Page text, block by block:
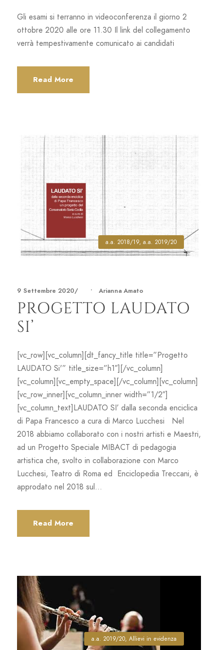
Gli esami si terranno in videoconferenza il giorno 2
ottobre 2020 alle ore 11.30 Il link del collegamento
verrà tempestivamente comunicato ai candidati
Read More
a.a. 2018/19, a.a. 2019/20
9 Settembre 2020 • Arianna Amato
PROGETTO LAUDATO
SI’
[vc_row][vc_column][dt_fancy_title title=”Progetto
LAUDATO Si'” title_size=”h1″][/vc_column]
[vc_column][vc_empty_space][/vc_column][vc_column]
[vc_row_inner][vc_column_inner width=”1/2″]
[vc_column_text]LAUDATO SI’ dalla seconda enciclica
di Papa Francesco a cura di Marco Lucchesi Nel
2018 abbiamo collaborato con i nostri artisti e Maestri,
ad un Progetto Speciale MIBACT di pedagogia
artistica che, svolto in collaborazione con Marco
Lucchesi, Teatro di Roma ed Enciclopedia Treccani, è
approdato nel 2018 sul...
Read More
a.a. 2019/20, Allievi in evidenza